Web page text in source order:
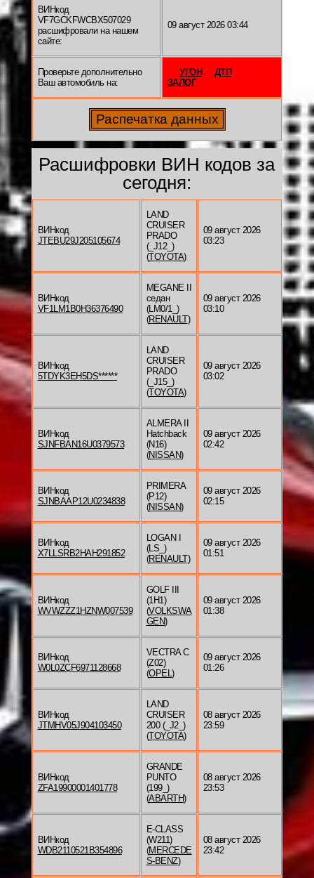
ВИНкод
VF7GCKFWCBX507029
расшифровали на нашем
сайте:
09 август 2026 03:44
Проверьте дополнительно
Ваш автомобиль на:
УГОН
ДТП
ЗАЛОГ
Расшифровки ВИН кодов за
сегодня:
ВИНкод
JTEBU29J205105674
LAND
CRUISER
PRADO
(_J12_)
(TOYOTA)
09 август 2026
03:23
ВИНкод
VF1LM1B0H36376490
MEGANE II
седан
(LM0/1_)
(RENAULT)
09 август 2026
03:10
ВИНкод
5TDYK3EH5DS******
LAND
CRUISER
PRADO
(_J15_)
(TOYOTA)
09 август 2026
03:02
ВИНкод
SJNFBAN16U0379573
ALMERA II
Hatchback
(N16)
(NISSAN)
09 август 2026
02:42
ВИНкод
SJNBAAP12U0234838
PRIMERA
(P12)
(NISSAN)
09 август 2026
02:15
ВИНкод
X7LLSRB2HAH291852
LOGAN I
(LS_)
(RENAULT)
09 август 2026
01:51
ВИНкод
WVWZZZ1HZNW007539
GOLF III
(1H1)
(VOLKSWA
GEN)
09 август 2026
01:38
ВИНкод
W0L0ZCF6971128668
VECTRA C
(Z02)
(OPEL )
09 август 2026
01:26
ВИНкод
JTMHV05J904103450
LAND
CRUISER
200 (_J2_)
(TOYOTA)
08 август 2026
23:59
ВИНкод
ZFA19900001401778
GRANDE
PUNTO
(199_)
(ABARTH)
08 август 2026
23:53
ВИНкод
WDB2110521B354896
E-CLASS
(W211)
(MERCEDE
S-BENZ)
08 август 2026
23:42